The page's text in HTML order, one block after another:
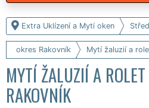
Extra Uklízení a Mytí oken
okres Rakovník Mytí žaluzií a
MYTÍ ŽALUZIÍ A ROLET
RAKOVNÍK